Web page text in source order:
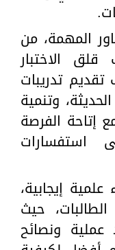
المهمة، من
الاختبار
تدريبات
وتنمية
إتاحة الفرصة
استفسارات
إيجابية،
حيث
ونصائح